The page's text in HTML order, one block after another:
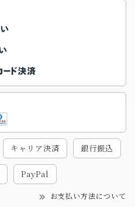
キャリア決済 銀行振込
PayPal
お支払い方法について